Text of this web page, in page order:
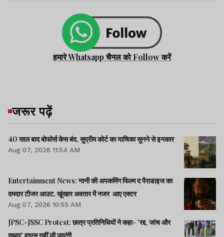
हमारे Whatsapp चैनल को Follow करें
जरूर पढ़ें
40 साल बाद बोफोर्स केस बंद, सुप्रीम कोर्ट का याचिका सुनने से इनकार
Aug 07, 2026 11:54 AM
Entertainment News: नानी की अपकमिंग फिल्म द पैराडाइज का
दमदार टीजर आउट, खूंखार अवतार में नजर आए एक्टर
Aug 07, 2026 10:55 AM
JPSC-JSSC Protest: छात्र प्रतिनिधियों ने कहा- 'रद्द, जांच और